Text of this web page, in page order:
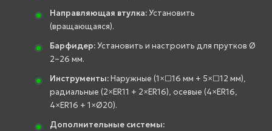
Направляющая втулка:Установить
(вращающаяся).
Барфидер:Установить и настроить для прутков Ø
2–26 мм.
Инструменты:Наружные (1×□16 мм + 5×□12 мм),
радиальные (2×ER11 + 2×ER16), осевые (4×ER16,
4×ER16 + 1×Ø20).
Дополнительные системы: